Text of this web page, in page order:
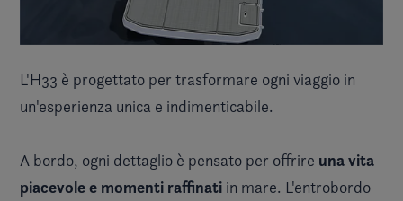
L'H33 è progettato per trasformare ogni viaggio in
un'esperienza unica e indimenticabile.
A bordo, ogni dettaglio è pensato per offrire una vita
piacevole e momenti raffinati in mare. L'entrobordo